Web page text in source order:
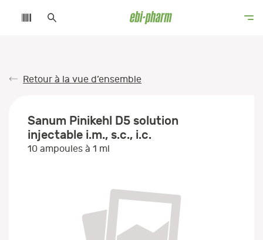
Retour à la vue d’ensemble
Sanum Pinikehl D5 solution
injectable i.m., s.c., i.c.
10 ampoules à 1 ml